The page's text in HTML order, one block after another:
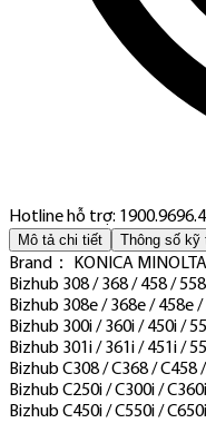
Hotline hỗ trợ:
Mô tả chi tiết Thông số kỹ
Brand： KONICA
Bizhub 308 / 368 / 458 / 558
Bizhub 308e / 368e / 458e
Bizhub 300i / 360i / 450i /
Bizhub 301i / 361i / 451i /
Bizhub C308 / C368 / C458
Bizhub C250i / C300i / C360i
Bizhub C450i / C550i /